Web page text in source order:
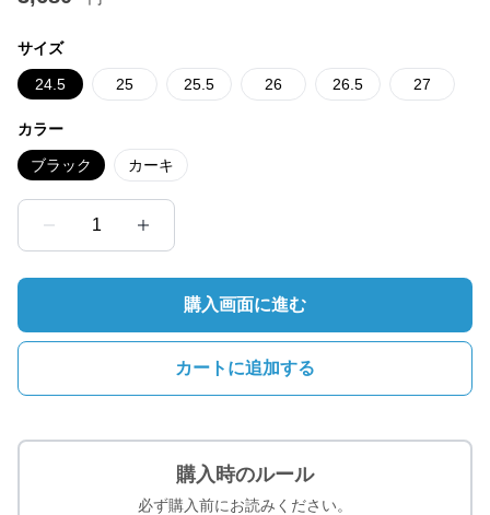
サイズ
24.5 25 25.5 26 26.5 27
カラー
ブラック カーキ
1
購入画面に進む
カートに追加する
購入時のルール
必ず購入前にお読みください。